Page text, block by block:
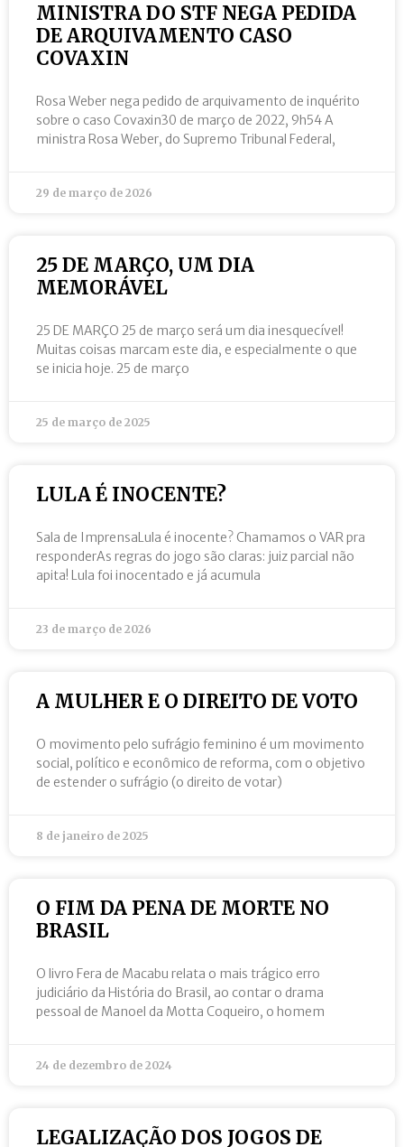
MINISTRA DO STF NEGA PEDIDA
DE ARQUIVAMENTO CASO
COVAXIN
Rosa Weber nega pedido de arquivamento de inquérito
sobre o caso Covaxin30 de março de 2022, 9h54 A
ministra Rosa Weber, do Supremo Tribunal Federal,
29 de março de 2026
25 DE MARÇO, UM DIA
MEMORÁVEL
25 DE MARÇO 25 de março será um dia inesquecível!
Muitas coisas marcam este dia, e especialmente o que
se inicia hoje. 25 de março
25 de março de 2025
LULA É INOCENTE?
Sala de ImprensaLula é inocente? Chamamos o VAR pra
responderAs regras do jogo são claras: juiz parcial não
apita! Lula foi inocentado e já acumula
23 de março de 2026
A MULHER E O DIREITO DE VOTO
O movimento pelo sufrágio feminino é um movimento
social, político e econômico de reforma, com o objetivo
de estender o sufrágio (o direito de votar)
8 de janeiro de 2025
O FIM DA PENA DE MORTE NO
BRASIL
O livro Fera de Macabu relata o mais trágico erro
judiciário da História do Brasil, ao contar o drama
pessoal de Manoel da Motta Coqueiro, o homem
24 de dezembro de 2024
LEGALIZAÇÃO DOS JOGOS DE